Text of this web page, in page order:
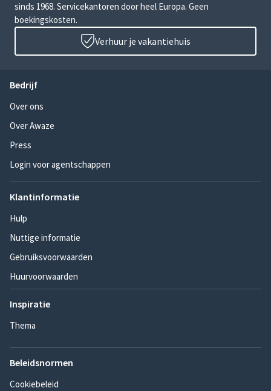
sinds 1968. Servicekantoren door heel Europa. Geen
boekingskosten.
Verhuur je vakantiehuis
Bedrijf
Over ons
Over Awaze
Press
Login voor agentschappen
Klantinformatie
Hulp
Nuttige informatie
Gebruiksvoorwaarden
Huurvoorwaarden
Inspiratie
Thema
Beleidsnormen
Cookiebeleid